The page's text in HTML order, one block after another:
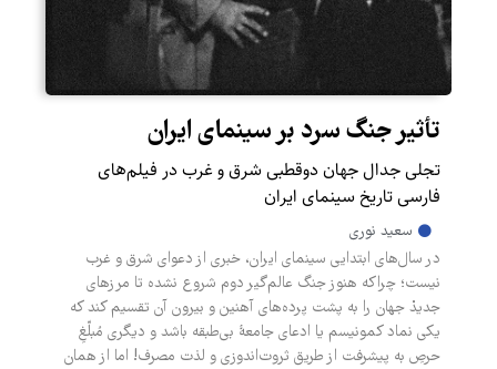
تأثیر جنگ سرد بر سینمای ایران
تجلی جدال جهان دوقطبی شرق و غرب در فیلم‌های
فارسی تاریخ سینمای ایران
سعید نوری
در سال‌های ابتدایی سینمای ایران، خبری از دعوای شرق و غرب
نیست؛ چراکه هنوز جنگ عالم‌گیر دوم شروع نشده تا مرزهای
جدیدْ جهان را به پشت پرده‌های آهنین و بیرون آن تقسیم کند که
یکی نماد کمونیسم یا ادعای جامعۀ بی‌طبقه باشد و دیگری مُبلّغِ
حرصِ به پیشرفت از طریق ثروت‌اندوزی و لذت مصرف! اما از همان